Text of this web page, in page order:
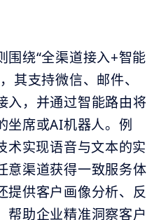
围绕“全渠道接入+智能
其支持微信、邮件、
入，并通过智能路由将
坐席或AI机器人。例
术实现语音与文本的实
意渠道获得一致服务体
提供客户画像分析、反
帮助企业精准洞察客户